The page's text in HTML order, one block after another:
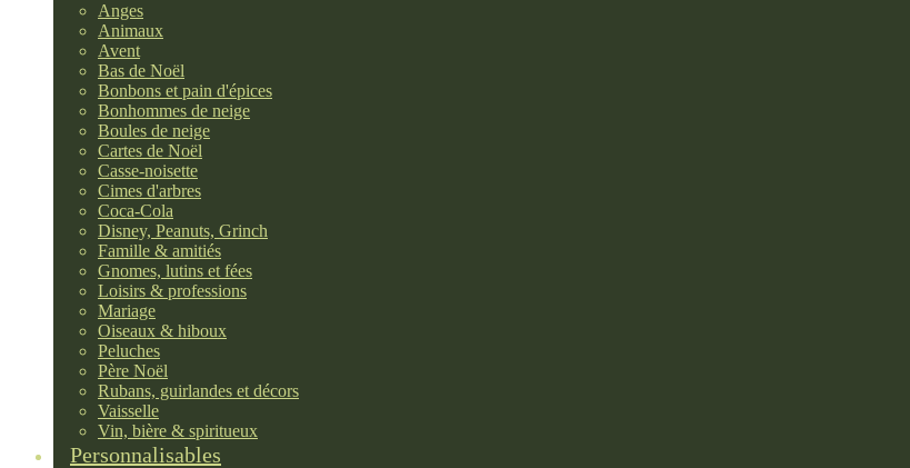
Anges
Animaux
Avent
Bas de Noël
Bonbons et pain d'épices
Bonhommes de neige
Boules de neige
Cartes de Noël
Casse-noisette
Cimes d'arbres
Coca-Cola
Disney, Peanuts, Grinch
Famille & amitiés
Gnomes, lutins et fées
Loisirs & professions
Mariage
Oiseaux & hiboux
Peluches
Père Noël
Rubans, guirlandes et décors
Vaisselle
Vin, bière & spiritueux
Personnalisables